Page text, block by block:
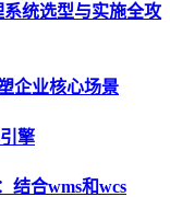
统选型与实施全攻
企业核心场景
擎
结合wms和wcs